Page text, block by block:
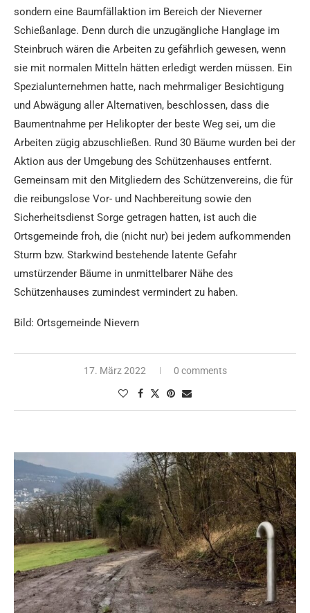
sondern eine Baumfällaktion im Bereich der Nieverner
Schießanlage. Denn durch die unzugängliche Hanglage im
Steinbruch wären die Arbeiten zu gefährlich gewesen, wenn
sie mit normalen Mitteln hätten erledigt werden müssen. Ein
Spezialunternehmen hatte, nach mehrmaliger Besichtigung
und Abwägung aller Alternativen, beschlossen, dass die
Baumentnahme per Helikopter der beste Weg sei, um die
Arbeiten zügig abzuschließen. Rund 30 Bäume wurden bei der
Aktion aus der Umgebung des Schützenhauses entfernt.
Gemeinsam mit den Mitgliedern des Schützenvereins, die für
die reibungslose Vor- und Nachbereitung sowie den
Sicherheitsdienst Sorge getragen hatten, ist auch die
Ortsgemeinde froh, die (nicht nur) bei jedem aufkommenden
Sturm bzw. Starkwind bestehende latente Gefahr
umstürzender Bäume in unmittelbarer Nähe des
Schützenhauses zumindest vermindert zu haben.
Bild: Ortsgemeinde Nievern
17. März 2022 0 comments